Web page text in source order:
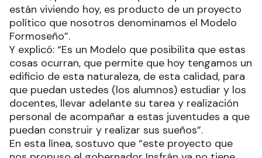
están viviendo hoy, es producto de un proyecto
político que nosotros denominamos el Modelo
Formoseño”.
Y explicó: “Es un Modelo que posibilita que estas
cosas ocurran, que permite que hoy tengamos un
edificio de esta naturaleza, de esta calidad, para
que puedan ustedes (los alumnos) estudiar y los
docentes, llevar adelante su tarea y realización
personal de acompañar a estas juventudes a que
puedan construir y realizar sus sueños”.
En esta línea, sostuvo que “este proyecto que